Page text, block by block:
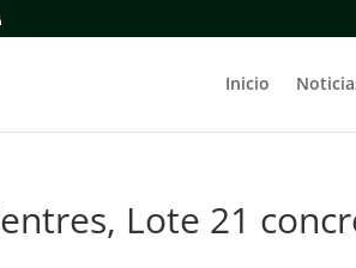
Inicio
Lote 21